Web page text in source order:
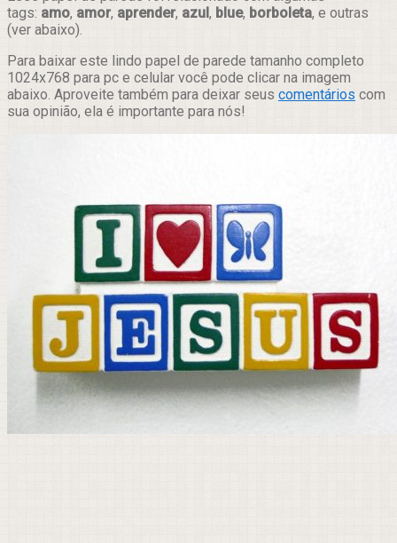
tags: amo, amor, aprender, azul, blue, borboleta, e outras
(ver abaixo).
Para baixar este lindo papel de parede tamanho completo
1024x768 para pc e celular você pode clicar na imagem
abaixo. Aproveite também para deixar seus comentários com
sua opinião, ela é importante para nós!